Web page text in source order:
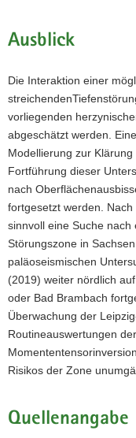
Ausblick
Die Interaktion einer
vorliegenden
abgeschätzt werden.
Modellierung zur
Fortführung dieser
nach
fortgesetzt werden.
sinnvoll eine Suche
Störungszone in
paläoseismischen
(2019) weiter nördlich
oder Bad Brambach
Überwachung der
Routineauswertungen
Risikos der Zone
Quellenangabe